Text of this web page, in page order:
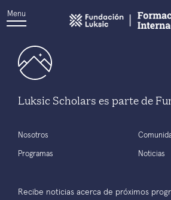
Menu
Luksic Scholars es parte de
Nosotros
Programas Noticias
Recibe noticias acerca de próximos